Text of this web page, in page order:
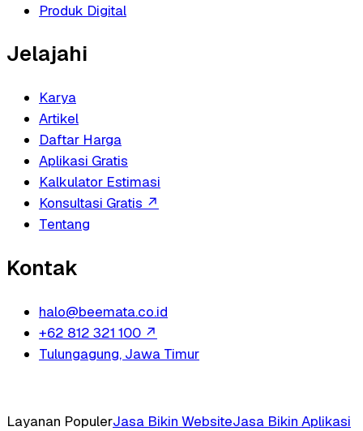
Produk Digital
Jelajahi
Karya
Artikel
Daftar Harga
Aplikasi Gratis
Kalkulator Estimasi
Konsultasi Gratis ↗
Tentang
Kontak
halo@beemata.co.id
+62 812 321 100 ↗
Tulungagung, Jawa Timur
Layanan PopulerJasa Bikin WebsiteJasa Bikin Aplikasi